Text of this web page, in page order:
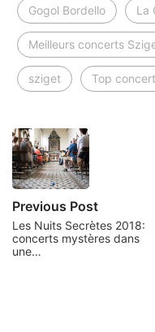
Gogol Bordello La
Meilleurs concerts
sziget Top
Previous Post
Les Nuits Secrètes 2018:
concerts mystères dans
une…